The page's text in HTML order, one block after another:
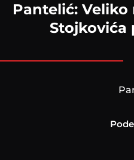
Pantelić:
Stojkovića